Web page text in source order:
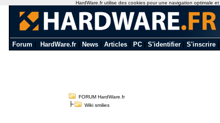
Forum HardWare.fr News Articles PC S'identifier S'inscrire
FORUM HardWare.fr
Wiki smilies
HardWare.fr utilise des cookies pour une navigation optimale